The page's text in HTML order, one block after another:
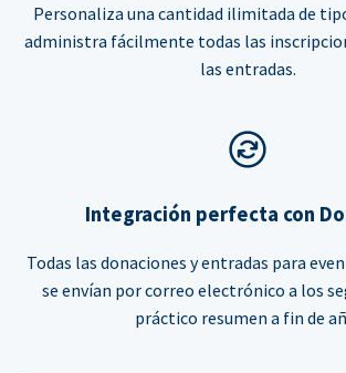
Personaliza una cantidad ilimitada de
administra fácilmente todas las
las entradas.
Integración perfecta con
Todas las donaciones y entradas para
se envían por correo electrónico a los
práctico resumen a fin de